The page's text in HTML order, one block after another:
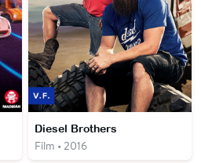
Diesel Brothers
Film • 2016